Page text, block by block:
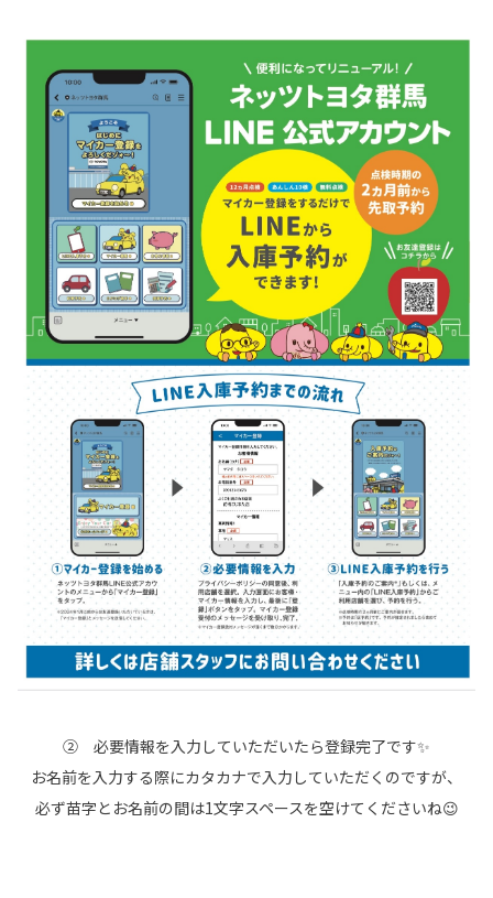
② 必要情報を入力していただいたら登録完了です✨
お名前を入力する際にカタカナで入力していただくのですが、
必ず苗字とお名前の間は1文字スペースを空けてくださいね😉